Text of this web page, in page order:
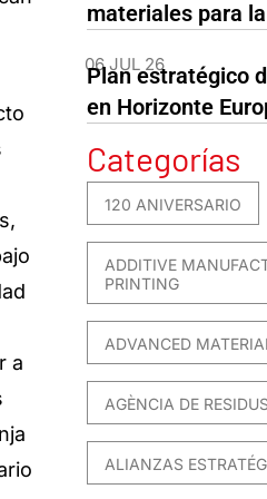
a
materiales para
06 JUL 26
Plan estratégico
en Horizonte
Categorías
120 ANIVERSARIO
ADDITIVE
PRINTING
ADVANCED
AGÈNCIA DE
ALIANZAS